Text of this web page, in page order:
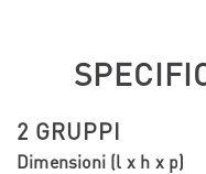
2 GRUPPI
Dimensioni (l x h x p)